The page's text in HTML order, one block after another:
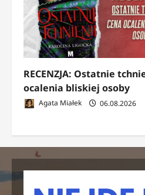
RECENZJA: Ostatnie
ocalenia bliskiej osoby
Agata Miałek 06.08.2026